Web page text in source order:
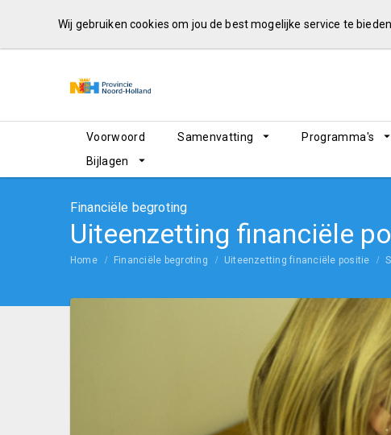
Wij gebruiken cookies om jou de best mogelijke service te
Voorwoord Samenvatting Programma's
Bijlagen
Financiële begroting
Uiteenzetting financiële
Home Financiële begroting Uiteenzetting financiële positie